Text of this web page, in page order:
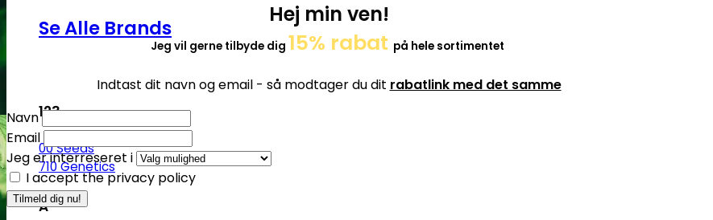
Se Alle Brands
123
00 Seeds
710 Genetics
A
Hej min ven!
Jeg vil gerne tilbyde dig 15% rabat på hele sortimentet
Indtast dit navn og email - så modtager du dit rabatlink med det samme
Navn
Email
Jeg er interreseret i
I accept the privacy policy